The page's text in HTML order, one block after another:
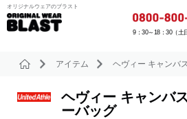
オリジナルウェアのブラスト
9：30～18：30（土
アイテム ヘヴィー キャンバ
ヘヴィー キャンバ
ーバッグ